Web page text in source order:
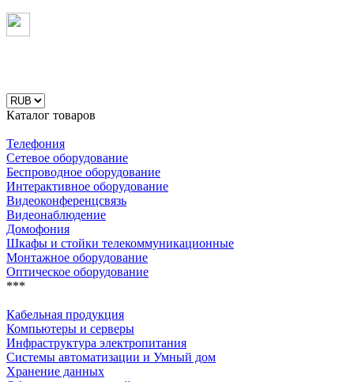
Каталог товаров
Телефония
Сетевое оборудование
Беспроводное оборудование
Интерактивное оборудование
Видеоконференцсвязь
Видеонаблюдение
Домофония
Шкафы и стойки телекоммуникационные
Монтажное оборудование
Оптическое оборудование
***
Кабельная продукция
Компьютеры и серверы
Инфраструктура электропитания
Системы автоматизации и Умный дом
Хранение данных